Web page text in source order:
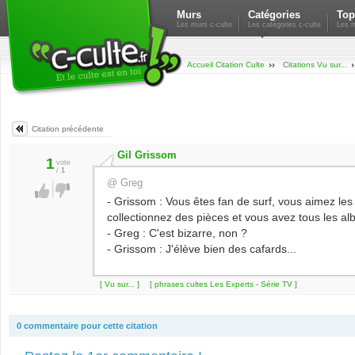
Murs
Les murs c-culte
Catégories
Les catégories c-culte Les
Accueil Citation Culte Citations Vu sur...
Citation précédente
1 vote
/ 1
Gil Grissom
@ Greg
- Grissom : Vous êtes fan de surf, vous aimez
collectionnez des pièces et vous avez tous les
- Greg : C'est bizarre, non ?
- Grissom : J'élève bien des cafards...
[ Vu sur... ] [ phrases cultes Les Experts - Série TV ]
0 commentaire pour cette citation